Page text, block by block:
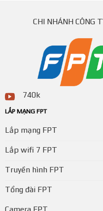
CHI NHÁNH CÔNG
740k
LẮP MẠNG FPT
Lắp mạng FPT
Lắp wifi 7 FPT
Truyền hình FPT
Tổng đài FPT
Camera FPT